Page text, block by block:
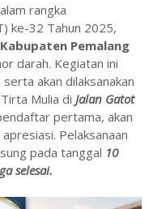
rangka
ke-32 Tahun 2025,
Pemalang
darah. Kegiatan ini
akan dilaksanakan
Mulia di Jalan Gatot
pertama, akan
Pelaksanaan
pada tanggal 10
selesai.